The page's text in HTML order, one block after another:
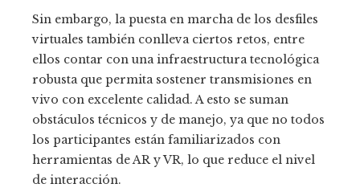
Sin embargo, la puesta en marcha de los desfiles
virtuales también conlleva ciertos retos, entre
ellos contar con una infraestructura tecnológica
robusta que permita sostener transmisiones en
vivo con excelente calidad. A esto se suman
obstáculos técnicos y de manejo, ya que no todos
los participantes están familiarizados con
herramientas de AR y VR, lo que reduce el nivel
de interacción.